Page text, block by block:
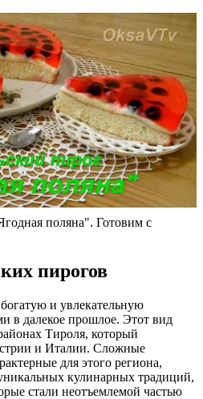
поляна". Готовим с
пирогов
и увлекательную
в далекое прошлое. Этот вид
Тироля, который
и Италии. Сложные
для этого региона,
кулинарных традиций,
стали неотъемлемой частью